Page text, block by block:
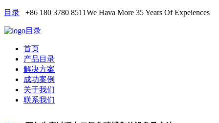
目录 +86 180 3780 8511We Hava More 35 Years Of Expeiences
目录
首页
产品目录
解决方案
成功案例
关于我们
联系我们